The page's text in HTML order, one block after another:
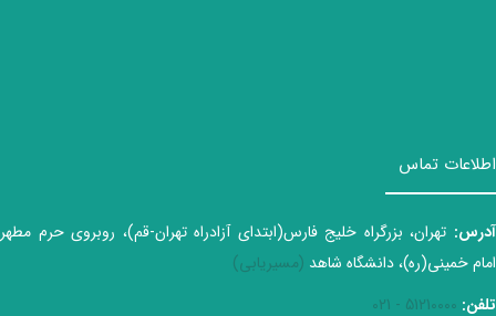
اطلاعات تماس
آدرس: تهران، بزرگراه خلیج فارس(ابتدای آزادراه تهران-قم)، روبروی حرم مطهر
امام خمینی(ره)، دانشگاه شاهد (مسیریابی)
تلفن: 51210000 - 021